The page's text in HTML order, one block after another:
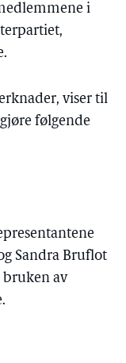
i
viser til
følgende
Sandra Bruflot
bruken av